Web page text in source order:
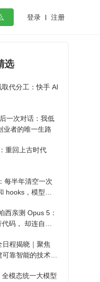
登录 注册
选
代分工：快手 AI
一次对话：我低
业者的唯一生路
重回上古时代
每半年清空一次
hooks，模型自
西亲测 Opus 5：
码， 却连自己
程揭晓｜聚焦
靠智能的技术路
模态统一大模型